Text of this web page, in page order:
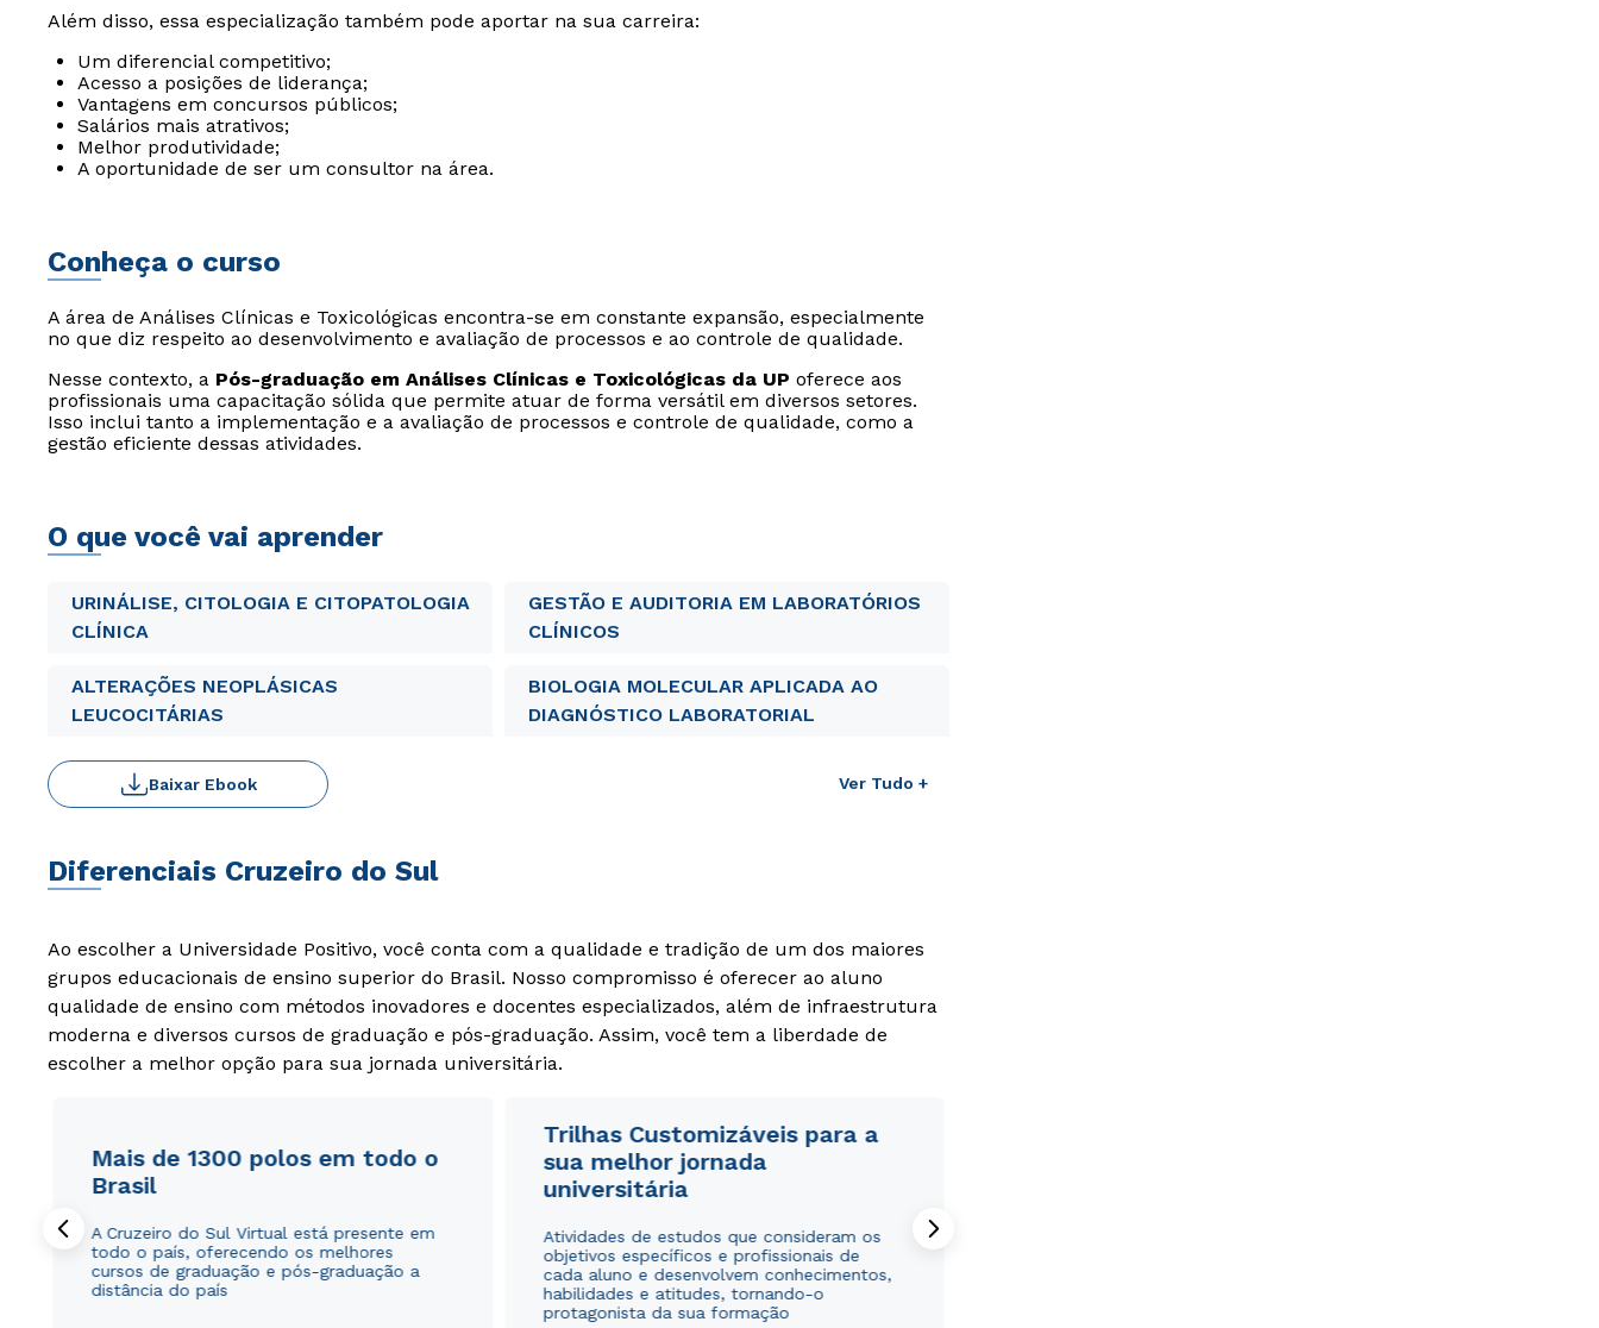
Além disso, essa especialização também pode aportar na sua carreira:
Um diferencial competitivo;
Acesso a posições de liderança;
Vantagens em concursos públicos;
Salários mais atrativos;
Melhor produtividade;
A oportunidade de ser um consultor na área.
Conheça o curso
A área de Análises Clínicas e Toxicológicas encontra-se em constante expansão, especialmente
no que diz respeito ao desenvolvimento e avaliação de processos e ao controle de qualidade.
Nesse contexto, a Pós-graduação em Análises Clínicas e Toxicológicas da UP oferece aos
profissionais uma capacitação sólida que permite atuar de forma versátil em diversos setores.
Isso inclui tanto a implementação e a avaliação de processos e controle de qualidade, como a
gestão eficiente dessas atividades.
O que você vai aprender
URINÁLISE, CITOLOGIA E CITOPATOLOGIA
CLÍNICA
GESTÃO E AUDITORIA EM LABORATÓRIOS
CLÍNICOS
ALTERAÇÕES NEOPLÁSICAS
LEUCOCITÁRIAS
BIOLOGIA MOLECULAR APLICADA AO
DIAGNÓSTICO LABORATORIAL
Ver Tudo +
Baixar Ebook
Diferenciais Cruzeiro do Sul
Ao escolher a Universidade Positivo, você conta com a qualidade e tradição de um dos maiores
grupos educacionais de ensino superior do Brasil. Nosso compromisso é oferecer ao aluno
qualidade de ensino com métodos inovadores e docentes especializados, além de infraestrutura
moderna e diversos cursos de graduação e pós-graduação. Assim, você tem a liberdade de
escolher a melhor opção para sua jornada universitária.
Mais de 1300 polos em todo o
Brasil
A Cruzeiro do Sul Virtual está presente em
todo o país, oferecendo os melhores
cursos de graduação e pós-graduação a
distância do país
Trilhas Customizáveis para a
sua melhor jornada
universitária
Atividades de estudos que consideram os
objetivos específicos e profissionais de
cada aluno e desenvolvem conhecimentos,
habilidades e atitudes, tornando-o
protagonista da sua formação
Rápido e fácil
ou
Rápido e fácil
ou